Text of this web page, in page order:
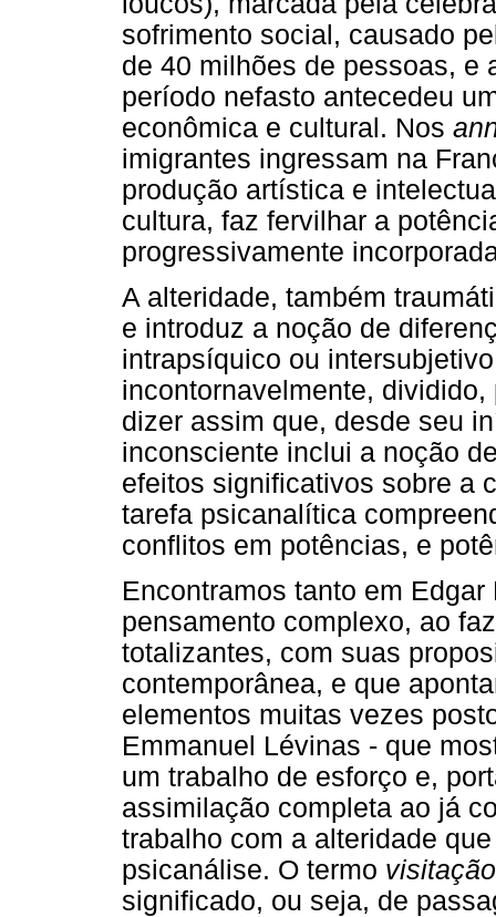
sofrimento social, causado
de 40 milhões de pessoas, e
período nefasto antecedeu
econômica e cultural. Nos
imigrantes ingressam na
produção artística e
cultura, faz fervilhar a
progressivamente
A alteridade, também
e introduz a noção de
intrapsíquico ou
incontornavelmente,
dizer assim que, desde seu
inconsciente inclui a noção
efeitos significativos sobre a
tarefa psicanalítica
conflitos em potências, e
Encontramos tanto em
pensamento complexo, ao
totalizantes, com suas
contemporânea, e que
elementos muitas vezes
Emmanuel Lévinas - que
um trabalho de esforço e,
assimilação completa ao já
trabalho com a alteridade
psicanálise. O termo
significado, ou seja, de